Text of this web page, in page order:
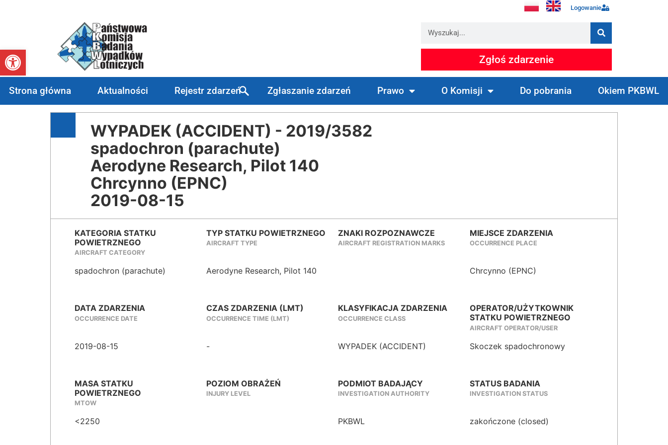
Otwórz pasek narzędzi
Logowanie
Zgłoś zdarzenie
Strona główna Aktualności Rejestr zdarzeń Zgłaszanie zdarzeń Prawo O Komisji Do pobrania Okiem PKBWL
WYPADEK (ACCIDENT) - 2019/3582
spadochron (parachute)
Aerodyne Research, Pilot 140
Chrcynno (EPNC)
2019-08-15
KATEGORIA STATKU
POWIETRZNEGO
AIRCRAFT CATEGORY
spadochron (parachute)
TYP STATKU POWIETRZNEGO
AIRCRAFT TYPE
Aerodyne Research, Pilot 140
ZNAKI ROZPOZNAWCZE
AIRCRAFT REGISTRATION MARKS
MIEJSCE ZDARZENIA
OCCURRENCE PLACE
Chrcynno (EPNC)
DATA ZDARZENIA
OCCURRENCE DATE
2019-08-15
CZAS ZDARZENIA (LMT)
OCCURRENCE TIME (LMT)
-
KLASYFIKACJA ZDARZENIA
OCCURRENCE CLASS
WYPADEK (ACCIDENT)
OPERATOR/UŻYTKOWNIK
STATKU POWIETRZNEGO
AIRCRAFT OPERATOR/USER
Skoczek spadochronowy
MASA STATKU
POWIETRZNEGO
MTOW
<2250
POZIOM OBRAŻEŃ
INJURY LEVEL
PODMIOT BADAJĄCY
INVESTIGATION AUTHORITY
PKBWL
STATUS BADANIA
INVESTIGATION STATUS
zakończone (closed)